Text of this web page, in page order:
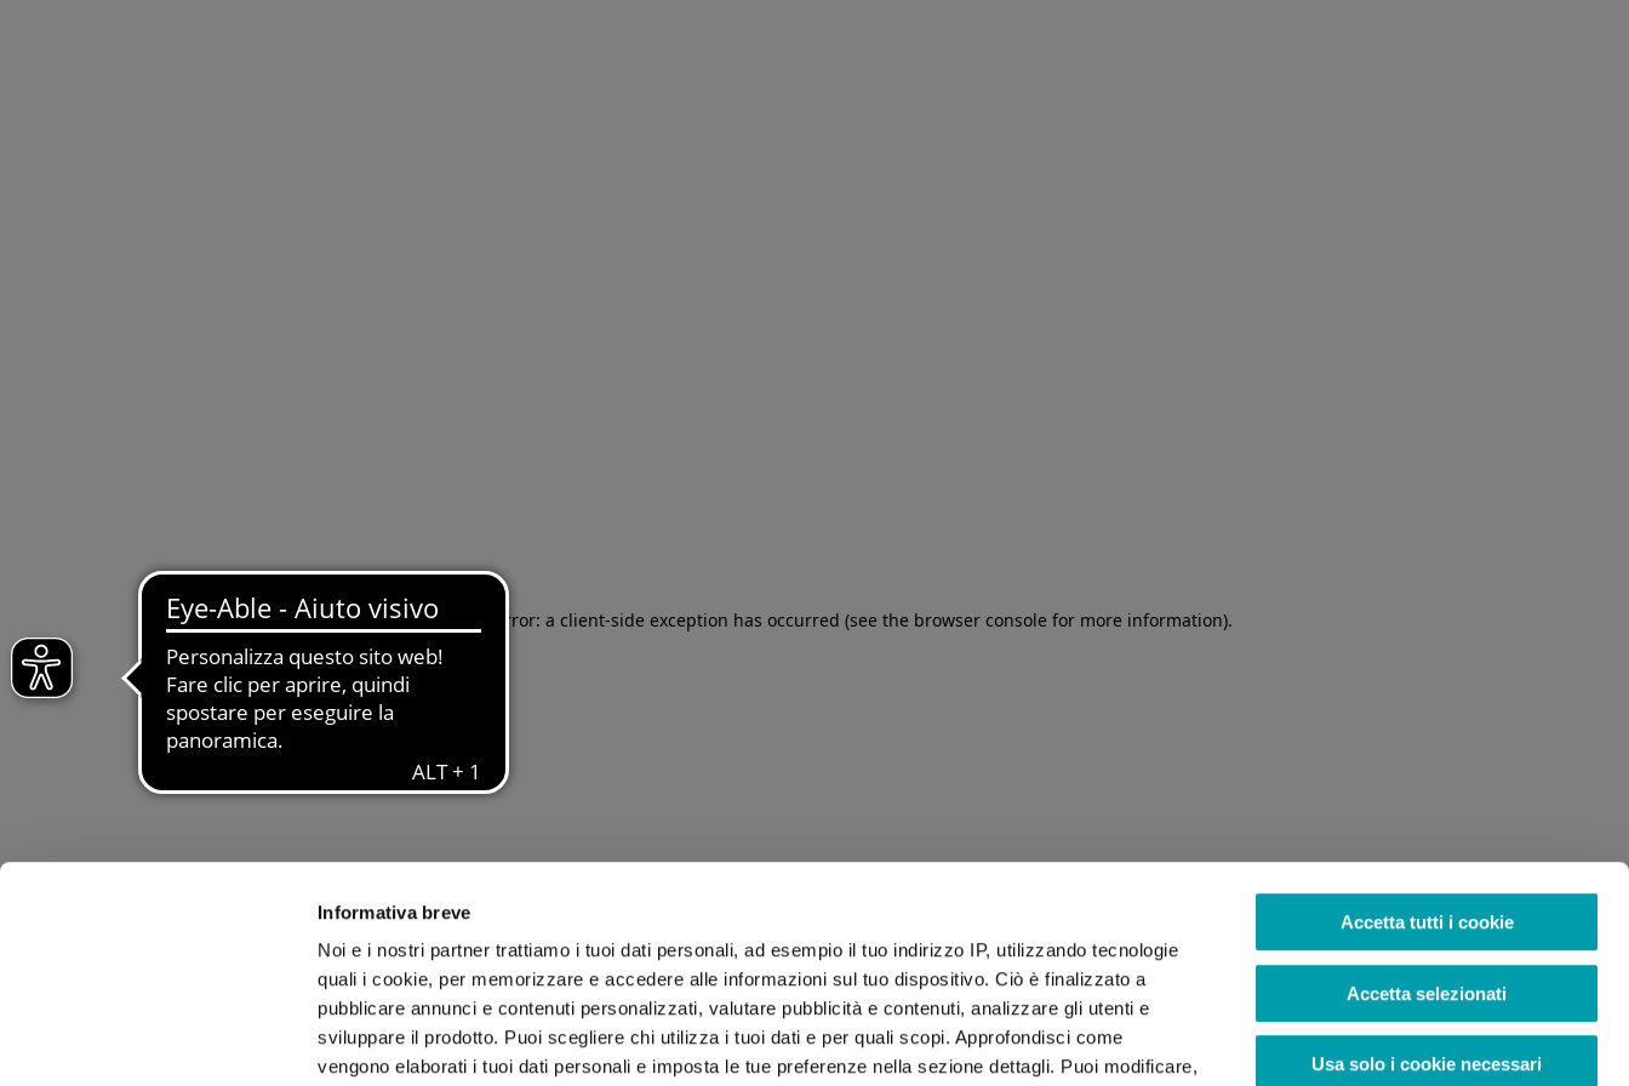
Informativa breve
Noi e i nostri partner trattiamo i tuoi dati personali, ad esempio il tuo indirizzo IP, utilizzando tecnologie
quali i cookie, per memorizzare e accedere alle informazioni sul tuo dispositivo. Ciò è finalizzato a
pubblicare annunci e contenuti personalizzati, valutare pubblicità e contenuti, analizzare gli utenti e
sviluppare il prodotto. Puoi scegliere chi utilizza i tuoi dati e per quali scopi. Approfondisci come
vengono elaborati i tuoi dati personali e imposta le tue preferenze nella sezione dettagli. Puoi modificare,
Accetta tutti i cookie
Accetta selezionati
Usa solo i cookie necessari
Application error: a client-side exception has occurred (see the browser console for more information).